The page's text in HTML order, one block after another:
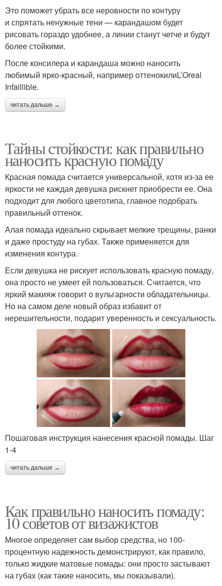
Это поможет убрать все неровности по контуру
и спрятать ненужные тени — карандашом будет
рисовать гораздо удобнее, а линии станут четче и будут
более стойкими.
После консилера и карандаша можно наносить
любимый ярко-красный, например оттенокилиL’Oreal
Infaillible.
читать дальше →
Тайны стойкости: как правильно
наносить красную помаду
Красная помада считается универсальной, хотя из-за ее
яркости не каждая девушка рискнет приобрести ее. Она
подходит для любого цветотипа, главное подобрать
правильный оттенок.
Алая помада идеально скрывает мелкие трещины, ранки
и даже простуду на губах. Также применяется для
изменения контура.
Если девушка не рискует использовать красную помаду,
она просто не умеет ей пользоваться. Считается, что
яркий макияж говорит о вульгарности обладательницы.
Но на самом деле новый образ избавит от
нерешительности, подарит уверенность и сексуальность.
Пошаговая инструкция нанесения красной помады. Шаг
1-4
читать дальше →
Как правильно наносить помаду:
10 советов от визажистов
Многое определяет сам выбор средства, но 100-
процентную надежность демонстрируют, как правило,
только жидкие матовые помады: они просто застывают
на губах (как такие наносить, мы показывали).